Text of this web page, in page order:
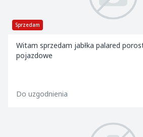
Sprzedam
Witam sprzedam jabłka palared
pojazdowe
Do uzgodnienia